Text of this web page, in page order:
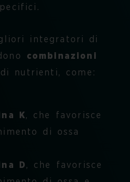
integratori di
combinazioni
di nutrienti, come:
K, che favorisce
di ossa
D , che favorisce